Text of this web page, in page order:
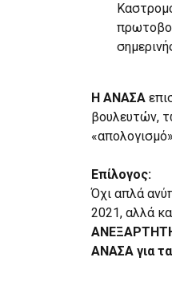
Η ΑΝΑΣΑ
βουλευτών,
Επίλογος:
Όχι απλά
2021, αλλά
ΑΝΑΣΑ για τα